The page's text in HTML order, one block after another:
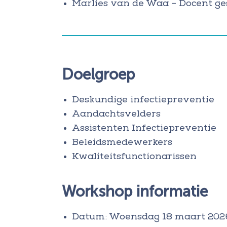
Marlies van de Waa – Docent
Doelgroep
Deskundige infectiepreventie
Aandachtsvelders
Assistenten Infectiepreventie
Beleidsmedewerkers
Kwaliteitsfunctionarissen
Workshop informatie
Datum: Woensdag 18 maart